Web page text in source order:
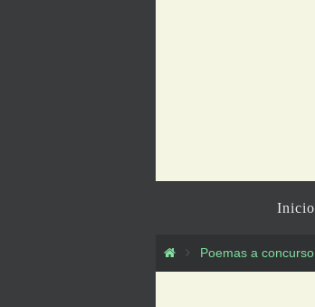
Inicio
InicioPoemas a concurso